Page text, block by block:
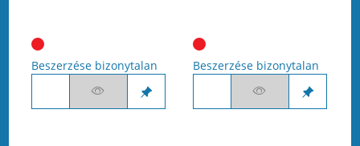
Beszerzése bizonytalan Beszerzése bizonytalan